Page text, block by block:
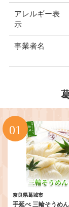
アレルギー表
示
事業者名
奈良県葛城市
手延べ 三輪そうめ